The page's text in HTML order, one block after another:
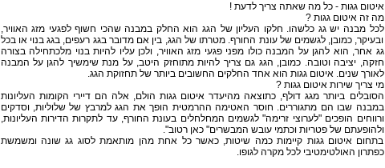
איטום גגות - כל מה שאתה צריך לדעת !
מה זה איטום גגות ?
לכל מבנה יש גג כלשהו. חלקו העליון של הגג הוא החלק במבנה שהכי חשוף לפגעי מזג האוויר,
ובעיקר, כמובן, לגשמים של עונת החורף. מטרתו של הגג, בין אם מדובר בגג רעפים, בגג בנוי או בכל
גג אחר, הוא להגן על המבנה כולו מפני פגעי מזג האוויר, ולכן עליו להיות בנוי מלכתחילה בצורה
חזקה, יציבה וטובה. כמובן, הגג גם צריך להיות מתוחזק היטב, על מנת שימשיך להגן על המבנה
לאורך שנים. איטום גגות הוא אחד החלקים החשובים ביותר של תחזוקת הגג.
מי צריך שירות איטום גגות ?
הסובלים ביותר מגג דולף, כתוצאה מהיעדר איטום גגות הולם, אלה הם דיירי הקומות העליונות
במבנה שבו הם מתגוררים. חוסר האטימה ההרמטית הופך את הגג למרבץ של שלוליות, וסדקים
ורווחים הופכים "לערוצי זרימה" לגשמים המחלחלים בעונת החורף, עד לתקרות הדירות העליונות,
ולהופעתם של פטריות וכתמי עובש המבשרים" כאן רטוב".
בתחום איטום גגות קיימות כמה שיטות, כאשר כל אחת מהן מותאמת לסוג גג שונה ומשמשת
כפתרון האולטימטיבי לכל מקרה לגופו.